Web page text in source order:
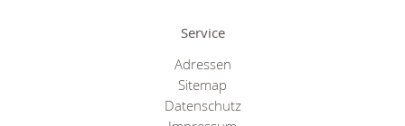
Service
Adressen
Sitemap
Datenschutz